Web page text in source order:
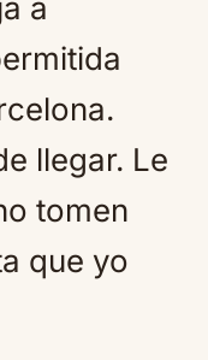
a
llegar. Le
tomen
que yo